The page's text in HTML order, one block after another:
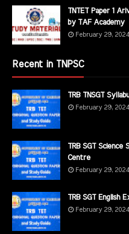
TNTET Paper 1
by TAF Academy
February 29, 2024
Recent in TNPSC
TRB TNSGT
February 29, 2024
TRB SGT Science
Centre
February 29, 2024
TRB SGT English
February 29, 2024